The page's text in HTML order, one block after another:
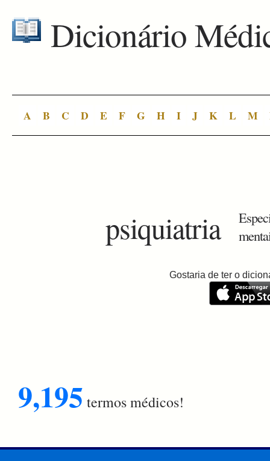
Dicionário
A B C D E F G H I J K L M
psiquiatria
Gostaria de ter o
9,195 termos médicos!